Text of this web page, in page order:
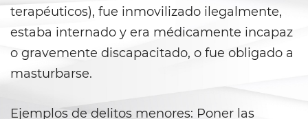
Dañar Líneas Telefónicas,
Eléctricas o de Servicios
Públicos
Propiedad Ajena
terapéuticos), fue inmovilizado ilegalmente,
estaba internado y era médicamente incapaz
o gravemente discapacitado, o fue obligado a
masturbarse.
Ejemplos de delitos menores: Poner las